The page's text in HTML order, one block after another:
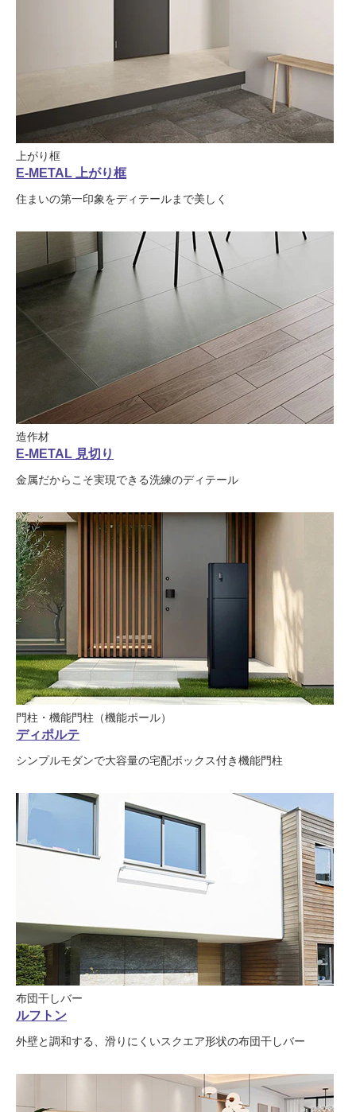
上がり框
E-METAL 上がり框
住まいの第一印象をディテールまで美しく
造作材
E-METAL 見切り
金属だからこそ実現できる洗練のディテール
門柱・機能門柱（機能ポール）
ディポルテ
シンプルモダンで大容量の宅配ボックス付き機能門柱
布団干しバー
ルフトン
外壁と調和する、滑りにくいスクエア形状の布団干しバー